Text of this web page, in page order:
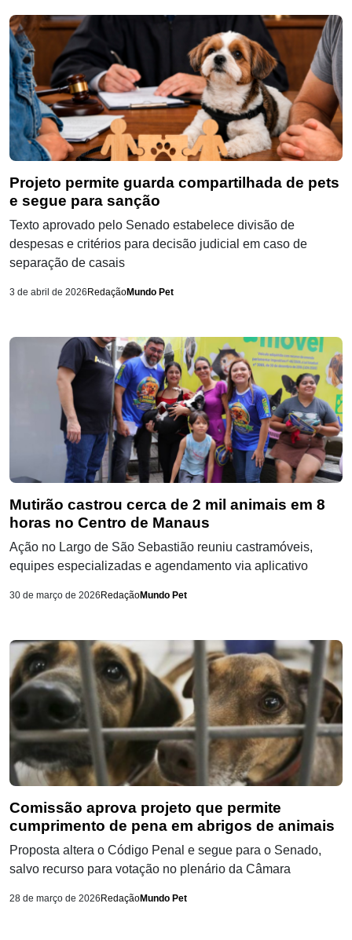
Projeto permite guarda compartilhada de pets
e segue para sanção
Texto aprovado pelo Senado estabelece divisão de
despesas e critérios para decisão judicial em caso de
separação de casais
3 de abril de 2026 RedaçãoMundo Pet
Mutirão castrou cerca de 2 mil animais em 8
horas no Centro de Manaus
Ação no Largo de São Sebastião reuniu castramóveis,
equipes especializadas e agendamento via aplicativo
30 de março de 2026 RedaçãoMundo Pet
Comissão aprova projeto que permite
cumprimento de pena em abrigos de animais
Proposta altera o Código Penal e segue para o Senado,
salvo recurso para votação no plenário da Câmara
28 de março de 2026 RedaçãoMundo Pet